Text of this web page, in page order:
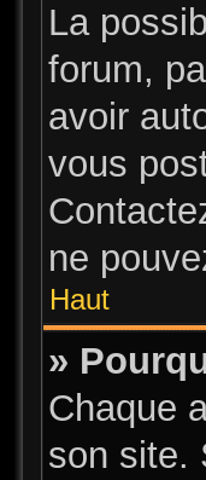
La
forum,
avoir
vous
ne
Haut
»
Chaque
son site.